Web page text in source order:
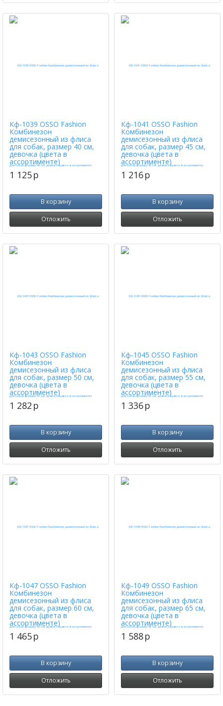
Кф-1039 OSSO Fashion
Комбинезон
демисезонный из флиса
для собак, размер 40 см,
девочка (цвета в
ассортименте)
1 125p
В корзину
Отложить
Кф-1041 OSSO Fashion
Комбинезон
демисезонный из флиса
для собак, размер 45 см,
девочка (цвета в
ассортименте)
1 216p
В корзину
Отложить
Кф-1043 OSSO Fashion
Комбинезон
демисезонный из флиса
для собак, размер 50 см,
девочка (цвета в
ассортименте)
1 282 p
В корзину
Отложить
Кф-1045 OSSO Fashion
Комбинезон
демисезонный из флиса
для собак, размер 55 см,
девочка (цвета в
ассортименте)
1 336p
В корзину
Отложить
Кф-1047 OSSO Fashion
Комбинезон
демисезонный из флиса
для собак, размер 60 см,
девочка (цвета в
ассортименте)
1 465p
В корзину
Отложить
Кф-1049 OSSO Fashion
Комбинезон
демисезонный из флиса
для собак, размер 65 см,
девочка (цвета в
ассортименте)
1 588p
В корзину
Отложить